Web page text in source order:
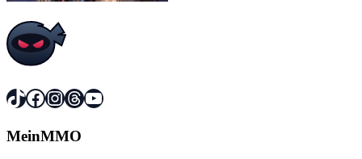
TikTok
Facebook
Instagram
Threads
YouTube
MeinMMO